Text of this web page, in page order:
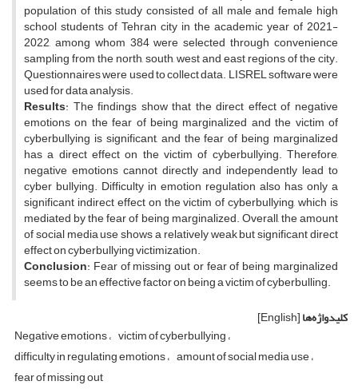
population of this study consisted of all male and female high
school students of Tehran city in the academic year of 2021-
2022, among whom 384 were selected through convenience
sampling from the north, south, west and east regions of the city.
Questionnaires were used to collect data. LISREL software were
used for data analysis.
Results: The findings show that the direct effect of negative
emotions on the fear of being marginalized and the victim of
cyberbullying is significant, and the fear of being marginalized
has a direct effect on the victim of cyberbullying. Therefore,
negative emotions cannot directly and independently lead to
cyber bullying. Difficulty in emotion regulation also has only a
significant indirect effect on the victim of cyberbullying, which is
mediated by the fear of being marginalized. Overall, the amount
of social media use shows a relatively weak but significant direct
effect on cyberbullying victimization.
Conclusion: Fear of missing out or fear of being marginalized
seems to be an effective factor on being a victim of cyberbulling.
کلیدواژه‌ها[English]
Negative emotions victim of cyberbullying
difficulty in regulating emotions amount of social media use
fear of missing out